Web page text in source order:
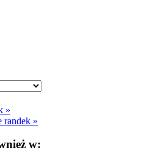
»
randek »
w: